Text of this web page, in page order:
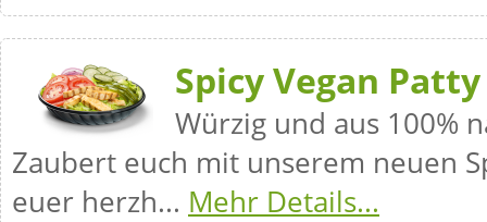
Spicy Vegan Patty
Würzig und aus 100%
Zaubert euch mit unserem neuen
euer herzh... Mehr Details...